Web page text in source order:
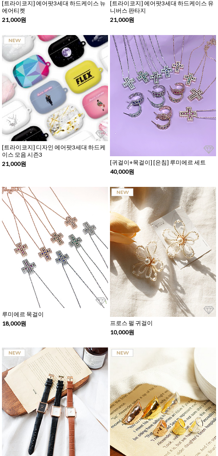
[트라이코지] 에어팟3세대 하드케이스 뉴
에어티켓
21,000원
[트라이코지] 에어팟3세대 하드케이스 유
니버스 판타지
21,000원
[트라이코지] 디자인 에어팟3세대 하드케
이스 모음 시즌3
21,000원
[귀걸이+목걸이] [은침] 루미에르 세트
40,000원
루미에르 목걸이
18,000원
프로스 펄 귀걸이
10,000원